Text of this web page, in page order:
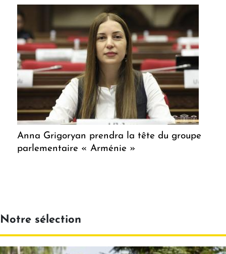
Anna Grigoryan prendra la tête du groupe
parlementaire « Arménie »
Notre sélection